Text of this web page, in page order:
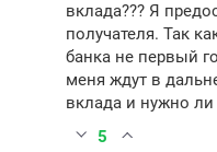
вклада??? Я
получателя. Так
банка не первый
меня ждут в
вклада и нужно ли
5